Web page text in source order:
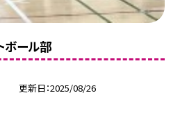
ボール部
更新日 2025/08/26